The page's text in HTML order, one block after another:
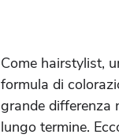
Come hairstylist,
formula di
grande differenza
lungo termine.